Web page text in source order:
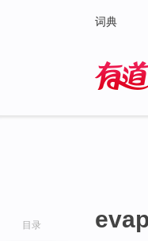
词典
目录